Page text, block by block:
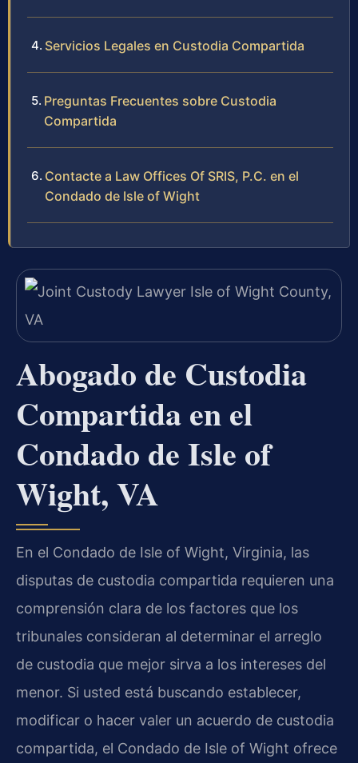
Servicios Legales en Custodia Compartida
Preguntas Frecuentes sobre Custodia
Compartida
Contacte a Law Offices Of SRIS, P.C. en el
Condado de Isle of Wight
Abogado de Custodia
Compartida en el
Condado de Isle of
Wight, VA
En el Condado de Isle of Wight, Virginia, las
disputas de custodia compartida requieren una
comprensión clara de los factores que los
tribunales consideran al determinar el arreglo
de custodia que mejor sirva a los intereses del
menor. Si usted está buscando establecer,
modificar o hacer valer un acuerdo de custodia
compartida, el Condado de Isle of Wight ofrece